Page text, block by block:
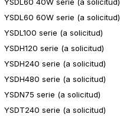
YSDL60 60W serie (a solicitud)
YSDL100 serie (a solicitud)
YSDH120 serie (a solicitud)
YSDH240 serie (a solicitud)
YSDH480 serie (a solicitud)
YSDN75 serie (a solicitud)
YSDT240 serie (a solicitud)